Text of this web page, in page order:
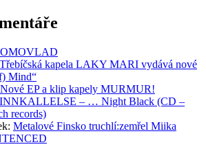
Třebíčská kapela LAKY MARI vydává nové
Mind“
Nové EP a klip kapely MURMUR!
– … Night Black (CD –
records)
: Metalové Finsko truchlí:zemřel Miika